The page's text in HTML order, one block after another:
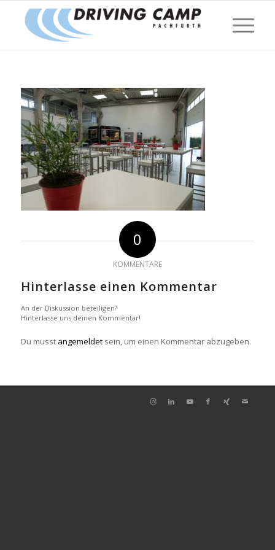
0
KOMMENTARE
Hinterlasse einen Kommentar
An der Diskussion beteiligen?
Hinterlasse uns deinen Kommentar!
Du musst angemeldetsein, um einen Kommentar abzugeben.